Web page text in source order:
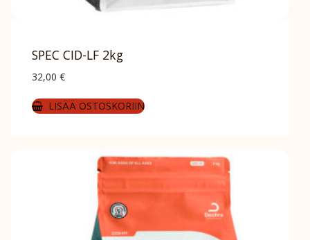
SPEC CID-LF 2kg
32,00 €
LISÄÄ OSTOSKORIIN